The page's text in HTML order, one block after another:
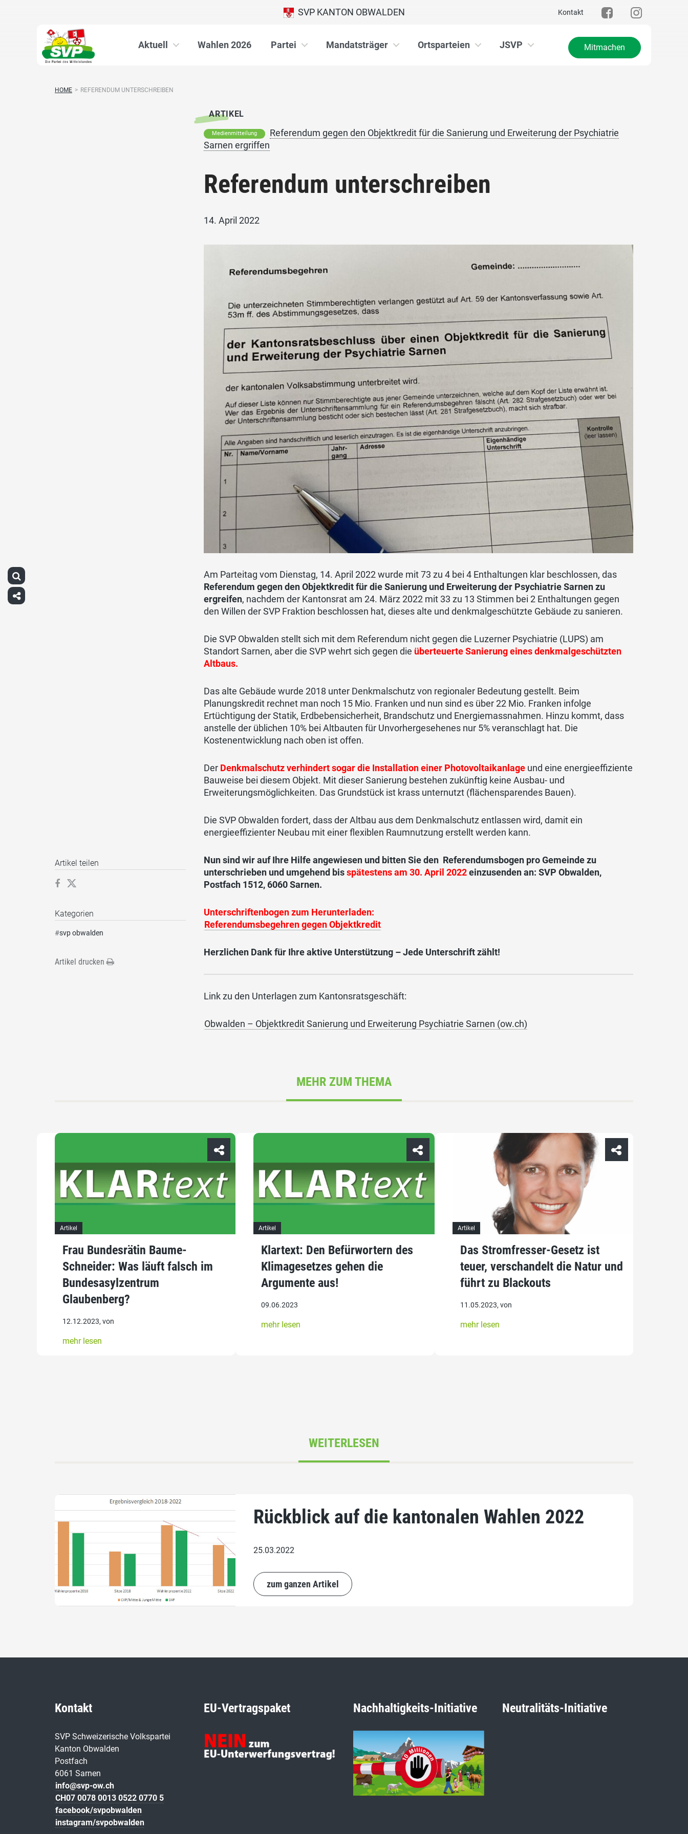
Kontakt
SVP KANTON OBWALDEN
Aktuell Wahlen 2026 Partei Mandatsträger Ortsparteien JSVP Mitmachen
HOME > REFERENDUM UNTERSCHREIBEN
ARTIKEL
Medienmitteilung
Referendum gegen den Objektkredit für die Sanierung und Erweiterung der Psychiatrie
Sarnen ergriffen
Referendum unterschreiben
14. April 2022
Am Parteitag vom Dienstag, 14. April 2022 wurde mit 73 zu 4 bei 4 Enthaltungen klar beschlossen, das
Referendum gegen den Objektkredit für die Sanierung und Erweiterung der Psychiatrie Sarnen zu
ergreifen, nachdem der Kantonsrat am 24. März 2022 mit 33 zu 13 Stimmen bei 2 Enthaltungen gegen
den Willen der SVP Fraktion beschlossen hat, dieses alte und denkmalgeschützte Gebäude zu sanieren.
Die SVP Obwalden stellt sich mit dem Referendum nicht gegen die Luzerner Psychiatrie (LUPS) am
Standort Sarnen, aber die SVP wehrt sich gegen die überteuerte Sanierung eines denkmalgeschützten
Altbaus.
Das alte Gebäude wurde 2018 unter Denkmalschutz von regionaler Bedeutung gestellt. Beim
Planungskredit rechnet man noch 15 Mio. Franken und nun sind es über 22 Mio. Franken infolge
Ertüchtigung der Statik, Erdbebensicherheit, Brandschutz und Energiemassnahmen. Hinzu kommt, dass
anstelle der üblichen 10% bei Altbauten für Unvorhergesehenes nur 5% veranschlagt hat. Die
Kostenentwicklung nach oben ist offen.
Der Denkmalschutz verhindert sogar die Installation einer Photovoltaikanlage und eine energieeffiziente
Bauweise bei diesem Objekt. Mit dieser Sanierung bestehen zukünftig keine Ausbau- und
Erweiterungsmöglichkeiten. Das Grundstück ist krass unternutzt (flächensparendes Bauen).
Die SVP Obwalden fordert, dass der Altbau aus dem Denkmalschutz entlassen wird, damit ein
energieeffizienter Neubau mit einer flexiblen Raumnutzung erstellt werden kann.
Nun sind wir auf Ihre Hilfe angewiesen und bitten Sie den Referendumsbogen pro Gemeinde zu
unterschrieben und umgehend bisspätestens am 30. April 2022einzusenden an: SVP Obwalden,
Postfach 1512, 6060 Sarnen.
Unterschriftenbogen zum Herunterladen:
Referendumsbegehren gegen Objektkredit
Herzlichen Dank für Ihre aktive Unterstützung – Jede Unterschrift zählt!
Link zu den Unterlagen zum Kantonsratsgeschäft:
Obwalden – Objektkredit Sanierung und Erweiterung Psychiatrie Sarnen (ow.ch)
Artikel teilen
Kategorien
#svp obwalden
Artikel drucken
MEHR ZUM THEMA
Artikel
Frau Bundesrätin Baume-
Schneider: Was läuft falsch im
Bundesasylzentrum
Glaubenberg?
12.12.2023, von
mehr lesen
Artikel
Klartext: Den Befürwortern des
Klimagesetzes gehen die
Argumente aus!
09.06.2023
mehr lesen
Artikel
Das Stromfresser-Gesetz ist
teuer, verschandelt die Natur und
führt zu Blackouts
11.05.2023, von
mehr lesen
WEITERLESEN
Rückblick auf die kantonalen Wahlen 2022
25.03.2022
zum ganzen Artikel
Kontakt
SVP Schweizerische Volkspartei
Kanton Obwalden
Postfach
6061 Sarnen
info@svp-ow.ch
CH07 0078 0013 0522 0770 5
facebook/svpobwalden
instagram/svpobwalden
EU-Vertragspaket Nachhaltigkeits-Initiative Neutralitäts-Initiative